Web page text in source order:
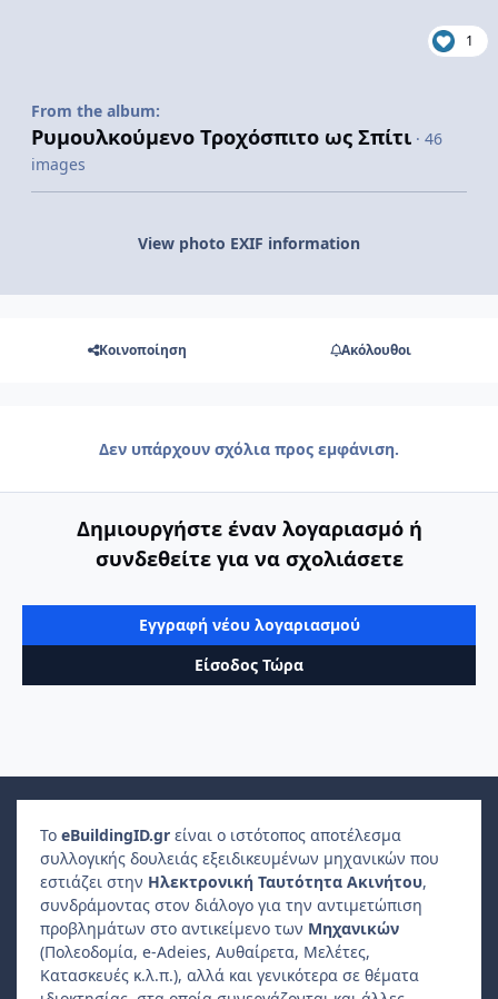
1
From the album:
Ρυμουλκούμενο Τροχόσπιτο ως Σπίτι · 46
images
View photo EXIF information
Κοινοποίηση Ακόλουθοι
Δεν υπάρχουν σχόλια προς εμφάνιση.
Δημιουργήστε έναν λογαριασμό ή
συνδεθείτε για να σχολιάσετε
Εγγραφή νέου λογαριασμού
Είσοδος Τώρα
Το eBuildingID.gr είναι ο ιστότοπος αποτέλεσμα
συλλογικής δουλειάς εξειδικευμένων μηχανικών που
εστιάζει στην Ηλεκτρονική Ταυτότητα Ακινήτου,
συνδράμοντας στον διάλογο για την αντιμετώπιση
προβλημάτων στο αντικείμενο των Μηχανικών
(Πολεοδομία, e-Adeies, Αυθαίρετα, Μελέτες,
Κατασκευές κ.λ.π.), αλλά και γενικότερα σε θέματα